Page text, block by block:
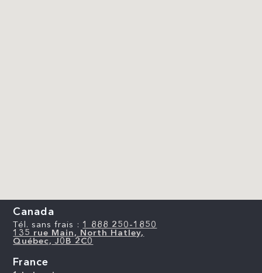
Canada
Tél. sans frais : 1 888 250-1850
135 rue Main, North Hatley,
Québec, J0B 2C0
France